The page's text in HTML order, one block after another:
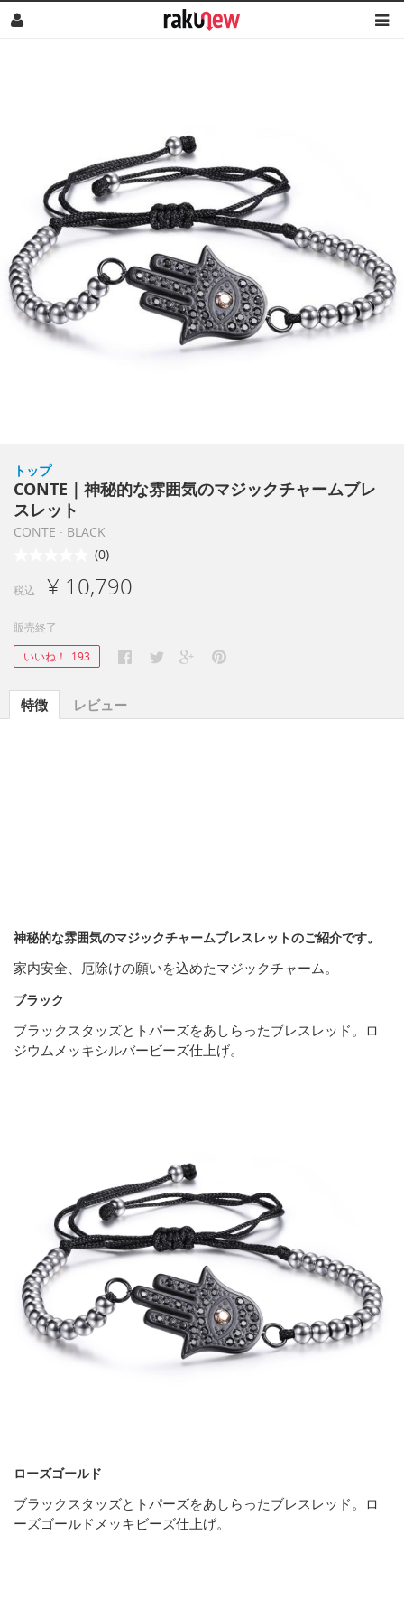
トップ
CONTE｜神秘的な雰囲気のマジックチャームブレ
スレット
CONTE · BLACK
(0)
税込 ¥ 10,790
販売終了
いいね！
193
特徴 レビュー
神秘的な雰囲気のマジックチャームブレスレットのご紹介です。
家内安全、厄除けの願いを込めたマジックチャーム。
ブラック
ブラックスタッズとトパーズをあしらったブレスレッド。ロ
ジウムメッキシルバービーズ仕上げ。
ローズゴールド
ブラックスタッズとトパーズをあしらったブレスレッド。ロ
ーズゴールドメッキビーズ仕上げ。